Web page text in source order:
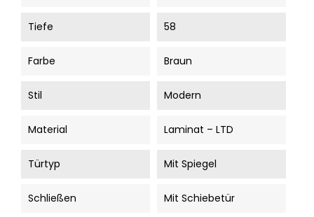
Tiefe 58
Farbe Braun
Stil Modern
Material Laminat – LTD
Türtyp Mit Spiegel
Schließen Mit Schiebetür